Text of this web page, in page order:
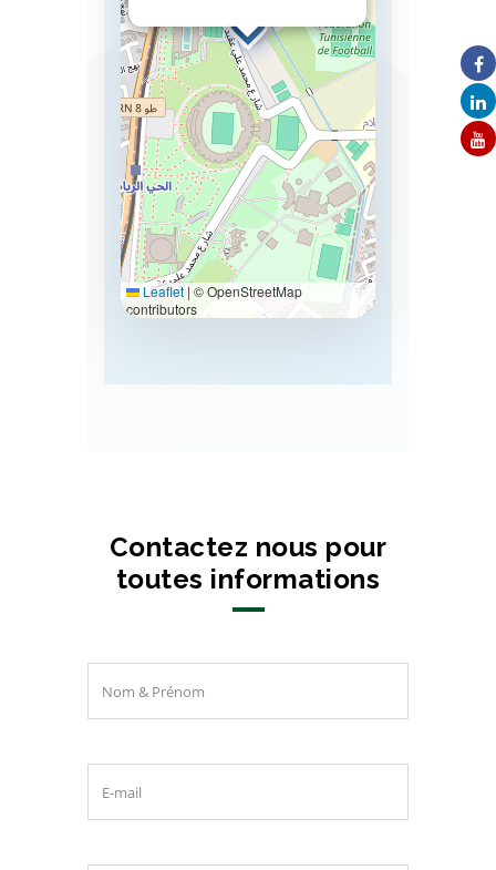
Leaflet | © OpenStreetMap
contributors
Contactez nous pour
toutes informations